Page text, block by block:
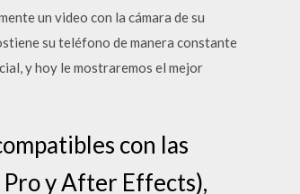
un video con la cámara de su
su teléfono de manera constante
y hoy le mostraremos el mejor
con las
y After Effects),